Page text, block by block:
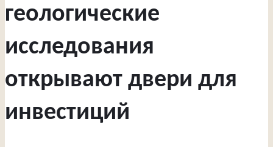
геологические
исследования
открывают двери для
инвестиций